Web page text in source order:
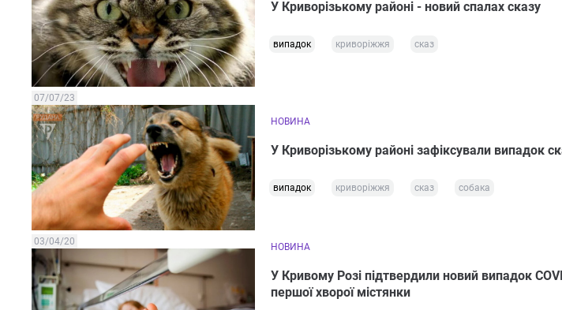
У Криворізькому районі - новий спалах сказу
випадок криворіжжя сказ
07/07/23
НОВИНА
У Криворізькому районі зафіксували випадок
випадок криворіжжя сказ собака
03/04/20 НОВИНА
У Кривому Розі підтвердили новий випадок
першої хворої містянки